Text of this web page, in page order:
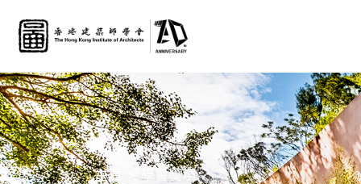
主頁 學會獎項